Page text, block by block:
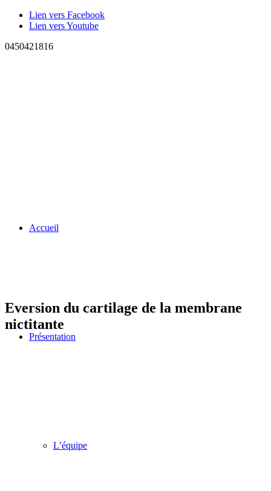
Lien vers Facebook
Lien vers Youtube
0450421816
Accueil
Présentation
L’équipe
Eversion du cartilage de la membrane
nictitante